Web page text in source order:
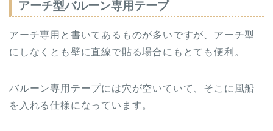
アーチ型バルーン専用テープ
アーチ専用と書いてあるものが多いですが、アーチ型
にしなくとも壁に直線で貼る場合にもとても便利。
バルーン専用テープには穴が空いていて、そこに風船
を入れる仕様になっています。